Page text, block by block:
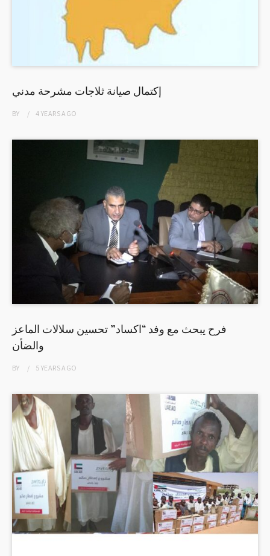
إكتمال صيانة ثلاجات مشرحة مدني
BY 4 YEARSAGO
فرح يبحث مع وفد “اكساد” تحسين سلالات الماعز
والضأن
BY 5 YEARSAGO